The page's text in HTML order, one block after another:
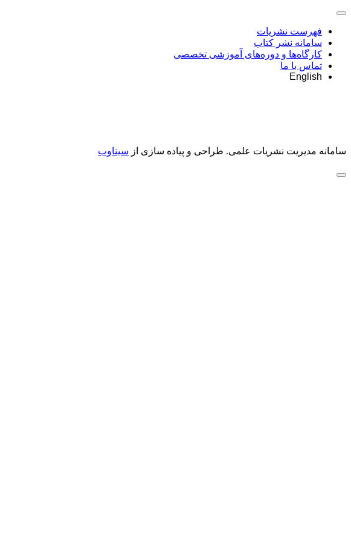
فهرست نشریات
سامانه نشر کتاب
کارگاه‌ها و دوره‌های آموزشی تخصصی
تماس با ما
English
سامانه مدیریت نشریات علمی. طراحی و پیاده سازی از سیناوب